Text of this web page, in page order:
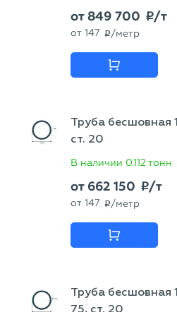
от849 700 p/т
от 147 p /метр
Труба бесшовная
ст. 20
В наличии 0.112 тонн
от 662 150 p/т
от 147 p /метр
Труба бесшовная